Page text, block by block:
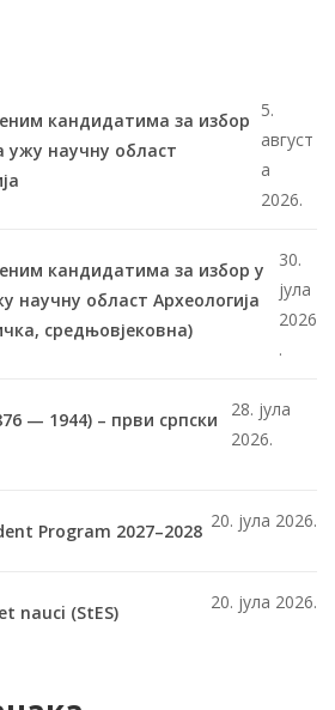
кандидатима за избор
ужу научну област
5.
август
а
2026.
кандидатима за избор у
научну област Археологија
средњовјековна)
30.
јула
2026
.
— 1944) – први српски
28. јула
2026.
Program 2027–2028 20. јула 2026.
nauci (StES) 20. јула 2026.